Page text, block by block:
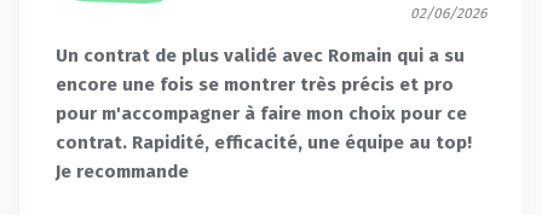
02/06/2026
Un contrat de plus validé avec Romain qui a su
encore une fois se montrer très précis et pro
pour m'accompagner à faire mon choix pour ce
contrat. Rapidité, efficacité, une équipe au top!
Je recommande